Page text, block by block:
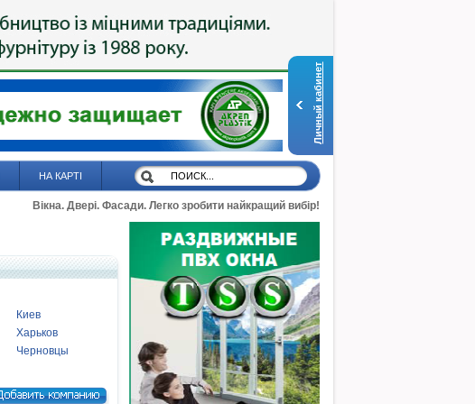
Личный кабинет
НА КАРТІ
Вікна. Двері. Фасади. Легко зробити найкращий вибір!
Киев
Харьков
Черновцы